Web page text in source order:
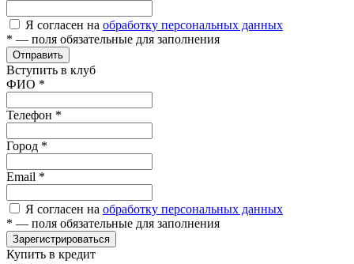
Я согласен на обработку персональных данных
* — поля обязательные для заполнения
Отправить
Вступить в клуб
ФИО *
Телефон *
Город *
Email *
Я согласен на обработку персональных данных
* — поля обязательные для заполнения
Зарегистрироваться
Купить в кредит